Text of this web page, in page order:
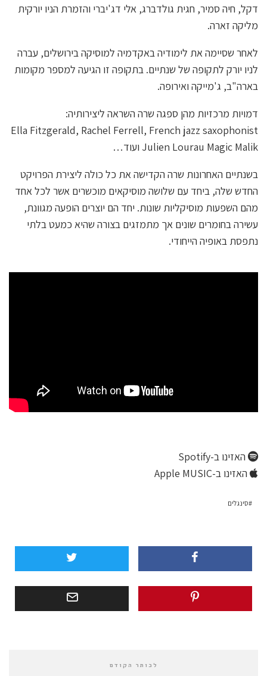
דקל, חיה סמיר, חגית גולדברג, אלי דג'יברי והזמרת הניו יורקית
מליקה זארה.
לאחר שסיימה את לימודיה באקדמיה למוסיקה בירושלים, עברה
לניו יורק לתקופה של שנתיים. בתקופה זו הגיעה למספר מקומות
בארה"ב, ג'מייקה ואירופה.
דמויות מרכזיות מהן ספגה שרה השראה ליצירותיה:
Ella Fitzgerald, Rachel Ferrell, French jazz saxophonist
Julien Lourau Magic Malik ועוד…
בשנתיים האחרונות שרה הקדישה את כל כולה ליצירת הפרויקט
החדש שלה, ביחד עם שלושה מוסיקאים מוכשרים אשר לכל אחד
מהם השפעות מוסיקליות שונות. יחד הם יוצרים הופעה מגוונת,
עשירה בחומרים שונים אך מתמזגים בצורה שהיא כמעט בלתי
נתפסת באופיה הייחודי.
האזינו ב-Spotify
האזינו ב-Apple MUSIC
סינגלים
לכותר הקודם